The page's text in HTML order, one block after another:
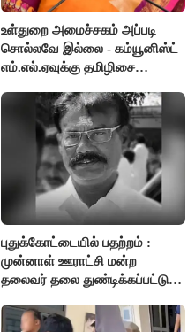
உள்துறை அமைச்சகம் அப்படி
சொல்லவே இல்லை - கம்யூனிஸ்ட்
எம்.எல்.ஏவுக்கு தமிழிசை
புதுக்கோட்டையில் பதற்றம் :
முன்னாள் ஊராட்சி மன்ற
தலைவர் தலை துண்டிக்கப்பட்டு